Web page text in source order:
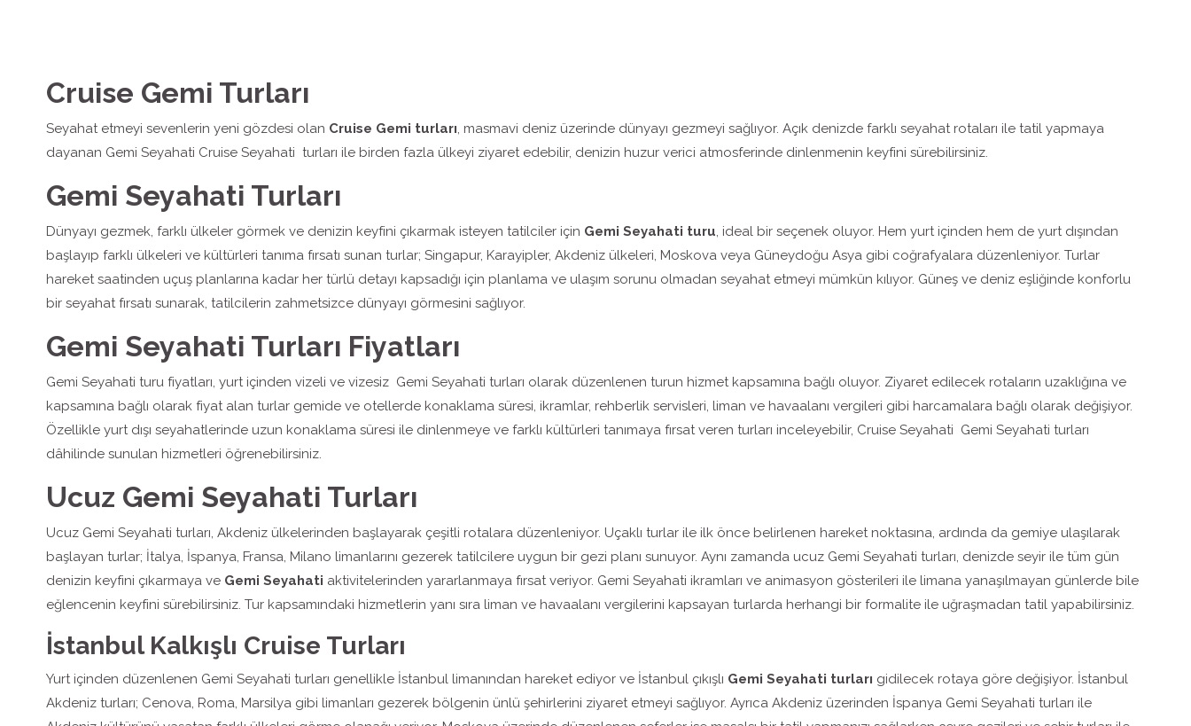
Cruise Gemi Turları
Seyahat etmeyi sevenlerin yeni gözdesi olan Cruise Gemi turları, masmavi deniz üzerinde dünyayı gezmeyi sağlıyor. Açık denizde farklı seyahat rotaları ile tatil yapmaya
dayanan Gemi Seyahati Cruise Seyahati turları ile birden fazla ülkeyi ziyaret edebilir, denizin huzur verici atmosferinde dinlenmenin keyfini sürebilirsiniz.
Gemi Seyahati Turları
Dünyayı gezmek, farklı ülkeler görmek ve denizin keyfini çıkarmak isteyen tatilciler için Gemi Seyahati turu, ideal bir seçenek oluyor. Hem yurt içinden hem de yurt dışından
başlayıp farklı ülkeleri ve kültürleri tanıma fırsatı sunan turlar; Singapur, Karayipler, Akdeniz ülkeleri, Moskova veya Güneydoğu Asya gibi coğrafyalara düzenleniyor. Turlar
hareket saatinden uçuş planlarına kadar her türlü detayı kapsadığı için planlama ve ulaşım sorunu olmadan seyahat etmeyi mümkün kılıyor. Güneş ve deniz eşliğinde konforlu
bir seyahat fırsatı sunarak, tatilcilerin zahmetsizce dünyayı görmesini sağlıyor.
Gemi Seyahati Turları Fiyatları
Gemi Seyahati turu fiyatları, yurt içinden vizeli ve vizesiz Gemi Seyahati turları olarak düzenlenen turun hizmet kapsamına bağlı oluyor. Ziyaret edilecek rotaların uzaklığına ve
kapsamına bağlı olarak fiyat alan turlar gemide ve otellerde konaklama süresi, ikramlar, rehberlik servisleri, liman ve havaalanı vergileri gibi harcamalara bağlı olarak değişiyor.
Özellikle yurt dışı seyahatlerinde uzun konaklama süresi ile dinlenmeye ve farklı kültürleri tanımaya fırsat veren turları inceleyebilir, Cruise Seyahati Gemi Seyahati turları
dâhilinde sunulan hizmetleri öğrenebilirsiniz.
Ucuz Gemi Seyahati Turları
Ucuz Gemi Seyahati turları, Akdeniz ülkelerinden başlayarak çeşitli rotalara düzenleniyor. Uçaklı turlar ile ilk önce belirlenen hareket noktasına, ardında da gemiye ulaşılarak
başlayan turlar; İtalya, İspanya, Fransa, Milano limanlarını gezerek tatilcilere uygun bir gezi planı sunuyor. Aynı zamanda ucuz Gemi Seyahati turları, denizde seyir ile tüm gün
denizin keyfini çıkarmaya ve Gemi Seyahati aktivitelerinden yararlanmaya fırsat veriyor. Gemi Seyahati ikramları ve animasyon gösterileri ile limana yanaşılmayan günlerde bile
eğlencenin keyfini sürebilirsiniz. Tur kapsamındaki hizmetlerin yanı sıra liman ve havaalanı vergilerini kapsayan turlarda herhangi bir formalite ile uğraşmadan tatil yapabilirsiniz.
İstanbul Kalkışlı Cruise Turları
Yurt içinden düzenlenen Gemi Seyahati turları genellikle İstanbul limanından hareket ediyor ve İstanbul çıkışlı Gemi Seyahati turları gidilecek rotaya göre değişiyor. İstanbul
Akdeniz turları; Cenova, Roma, Marsilya gibi limanları gezerek bölgenin ünlü şehirlerini ziyaret etmeyi sağlıyor. Ayrıca Akdeniz üzerinden İspanya Gemi Seyahati turları ile